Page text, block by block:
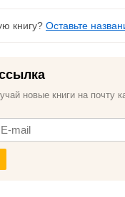
книгу? Оставьте
новые книги на почту